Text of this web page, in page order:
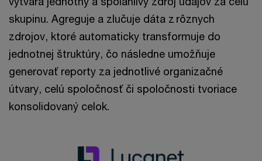
skupinu. Agreguje a zlučuje dáta z rôznych
zdrojov, ktoré automaticky transformuje do
jednotnej štruktúry, čo následne umožňuje
generovať reporty za jednotlivé organizačné
útvary, celú spoločnosť či spoločnosti tvoriace
konsolidovaný celok.